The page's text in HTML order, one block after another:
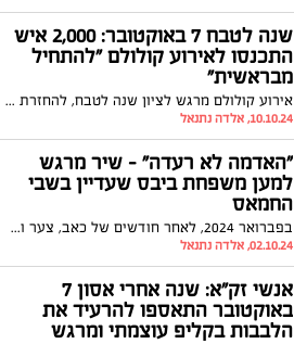
שנה לטבח 7 באוקטובר: 2,000 איש
התכנסו לאירוע קולולם "להתחיל
מבראשית"
אירוע קולולם מרגש לציון שנה לטבח, להחזרת החטופים ולזכר נרצחי השבעה באוקטובר וחללי מלחמת חרבות ברזל, במילותיה של נעמי שמר: "מתוך החשיכה אנחנו מבקשים לקום מחר בבוקר ולהתחיל מבראשית."
10.10.24, אלדה נתנאל
"האדמה לא רעדה" – שיר מרגש
למען משפחת ביבס שעדיין בשבי
החמאס
בפברואר 2024, לאחר חודשים של כאב, צער ותסכול על רקע חטיפת בני משפחת ביבס לעזה, יצא לאור השיר "האדמה לא רעדה". השיר, שנכתב על ידי אוריה יחבס והוקדש למשפחת ביבס, הפך לסמל של תקווה והתמודדות עם המציאות הקשה של החטופים בעזה
02.10.24, אלדה נתנאל
אנשי זק"א: שנה אחרי אסון 7
באוקטובר התאספו להרעיד את
הלבבות בקליפ עוצמתי ומרגש